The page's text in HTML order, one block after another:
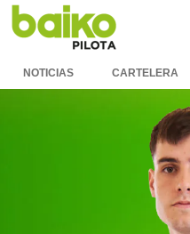
NOTICIAS CARTELERA